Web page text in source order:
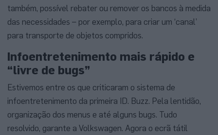
também, possível rebater ou remover os bancos à medida
das necessidades – por exemplo, para criar um ‘canal’
para transporte de objetos compridos.
Infoentretenimento mais rápido e
“livre de bugs”
Estivemos entre os que criticaram o sistema de
infoentretenimento da primeira ID. Buzz. Pela lentidão,
organização dos menus e até alguns bugs. Tudo
resolvido, garante a Volkswagen. Agora o ecrã tátil